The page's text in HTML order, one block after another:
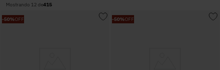
Mostrando 12 de415
-50%OFF -50%OFF